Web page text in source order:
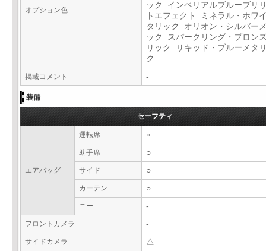
オプション色
ック インペリアルブルーブリ
トエフェクト ミネラル・ホワ
タリック オリオン・シルバー
ック スパークリング・ブロン
リック リキッド・ブルーメタ
ク
掲載コメント -
装備
セーフティ
エアバッグ
運転席 ○
助手席 ○
サイド ○
カーテン ○
ニー -
フロントカメラ -
サイドカメラ △